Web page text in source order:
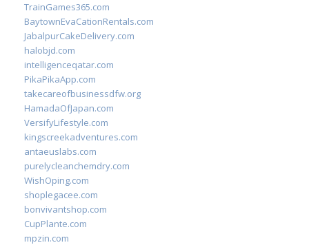
TrainGames365.com
BaytownEvaCationRentals.com
JabalpurCakeDelivery.com
halobjd.com
intelligenceqatar.com
PikaPikaApp.com
takecareofbusinessdfw.org
HamadaOfJapan.com
VersifyLifestyle.com
kingscreekadventures.com
antaeuslabs.com
purelycleanchemdry.com
WishOping.com
shoplegacee.com
bonvivantshop.com
CupPlante.com
mpzin.com